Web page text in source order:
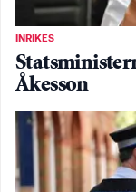
INRIKES
Åkesson